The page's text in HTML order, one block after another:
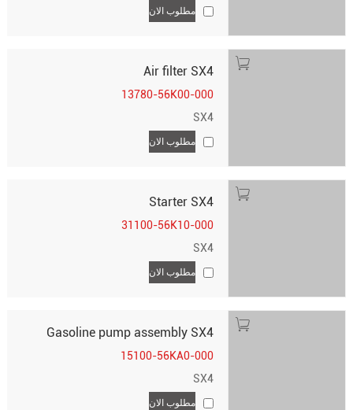
مطلوب الان
Air filter SX4
13780-56K00-000
SX4
مطلوب الان
Starter SX4
31100-56K10-000
SX4
مطلوب الان
Gasoline pump assembly SX4
15100-56KA0-000
SX4
مطلوب الان